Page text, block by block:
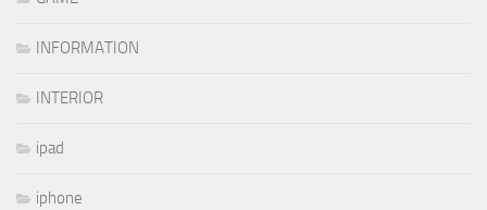
INFORMATION
INTERIOR
ipad
iphone